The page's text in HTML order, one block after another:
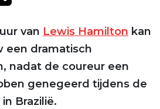
van Lewis Hamilton kan
een dramatisch
nadat de coureur een
genegeerd tijdens de
Brazilië.